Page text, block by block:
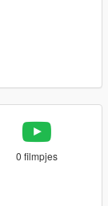
0 filmpjes